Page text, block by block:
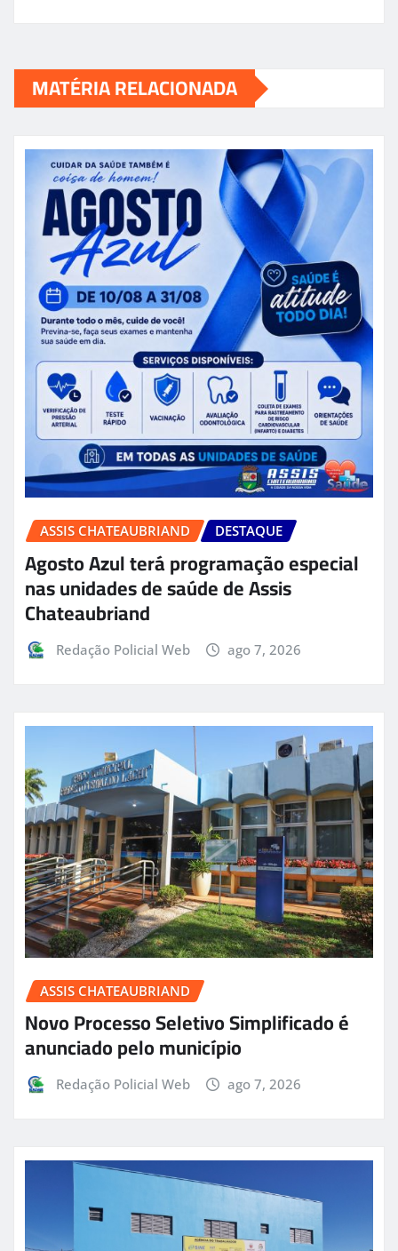
MATÉRIA RELACIONADA
ASSIS CHATEAUBRIAND DESTAQUE
Agosto Azul terá programação especial
nas unidades de saúde de Assis
Chateaubriand
Redação Policial Web ago 7, 2026
ASSIS CHATEAUBRIAND
Novo Processo Seletivo Simplificado é
anunciado pelo município
Redação Policial Web ago 7, 2026